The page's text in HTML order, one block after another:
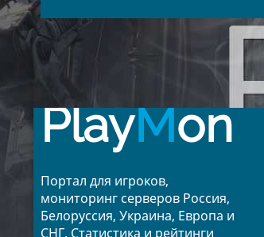
PlayMon
Портал для игроков,
мониторинг серверов Россия,
Белоруссия, Украина, Европа и
СНГ. Статистика и рейтинги